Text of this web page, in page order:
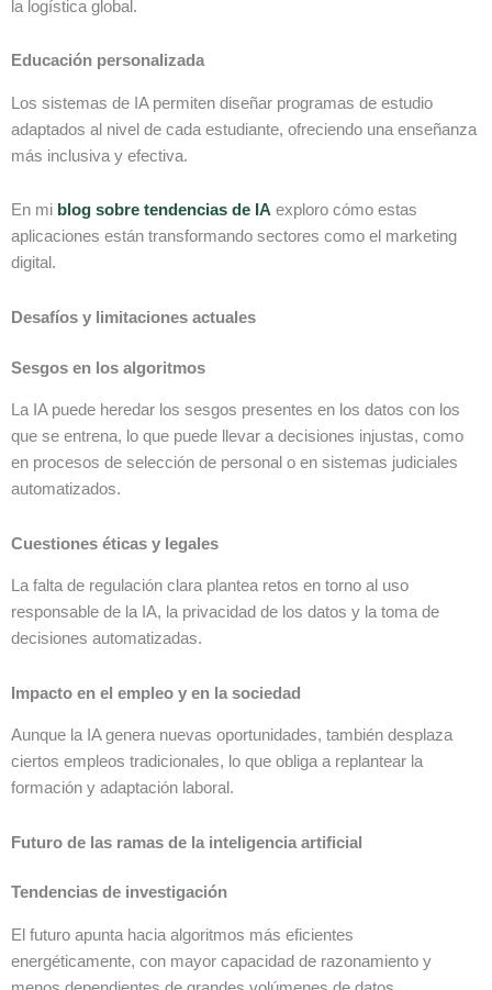
la logística global.
Educación personalizada
Los sistemas de IA permiten diseñar programas de estudio
adaptados al nivel de cada estudiante, ofreciendo una enseñanza
más inclusiva y efectiva.
En mi blog sobre tendencias de IA exploro cómo estas
aplicaciones están transformando sectores como el marketing
digital.
Desafíos y limitaciones actuales
Sesgos en los algoritmos
La IA puede heredar los sesgos presentes en los datos con los
que se entrena, lo que puede llevar a decisiones injustas, como
en procesos de selección de personal o en sistemas judiciales
automatizados.
Cuestiones éticas y legales
La falta de regulación clara plantea retos en torno al uso
responsable de la IA, la privacidad de los datos y la toma de
decisiones automatizadas.
Impacto en el empleo y en la sociedad
Aunque la IA genera nuevas oportunidades, también desplaza
ciertos empleos tradicionales, lo que obliga a replantear la
formación y adaptación laboral.
Futuro de las ramas de la inteligencia artificial
Tendencias de investigación
El futuro apunta hacia algoritmos más eficientes
energéticamente, con mayor capacidad de razonamiento y